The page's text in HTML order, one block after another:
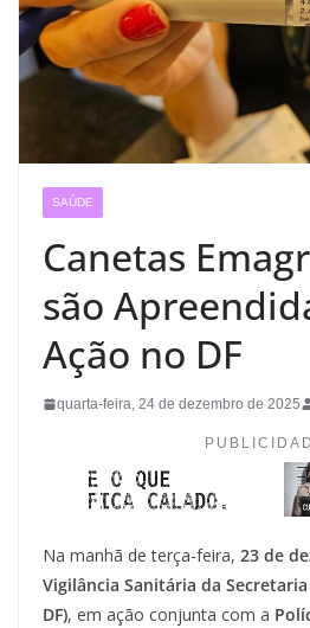
SAÚDE
Canetas
são
Ação no DF
quarta-feira, 24 de dezembro de 2025
Na manhã de terça-feira, 23 de
Vigilância Sanitária da Secretaria
DF), em ação conjunta com a